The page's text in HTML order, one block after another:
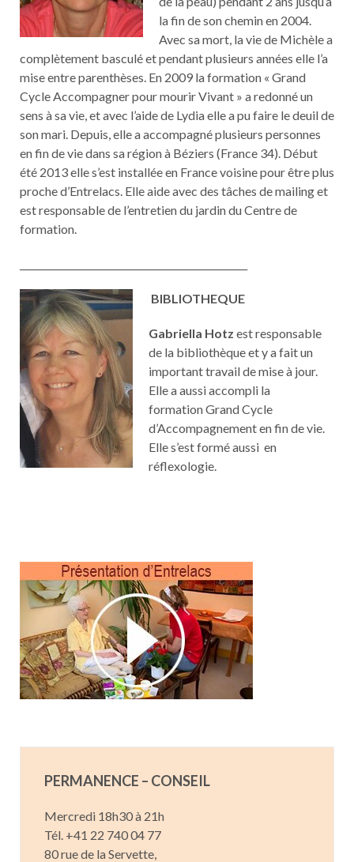
la fin de son chemin en 2004.
Avec sa mort, la vie de Michèle a
complètement basculé et pendant plusieurs années elle l’a
mise entre parenthèses. En 2009 la formation « Grand
Cycle Accompagner pour mourir Vivant » a redonné un
sens à sa vie, et avec l’aide de Lydia elle a pu faire le deuil de
son mari. Depuis, elle a accompagné plusieurs personnes
en fin de vie dans sa région à Béziers (France 34). Début
été 2013 elle s’est installée en France voisine pour être plus
proche d’Entrelacs. Elle aide avec des tâches de mailing et
est responsable de l’entretien du jardin du Centre de
formation.
BIBLIOTHEQUE
Gabriella Hotz est responsable
de la bibliothèque et y a fait un
important travail de mise à jour.
Elle a aussi accompli la
formation Grand Cycle
d’Accompagnement en fin de vie.
Elle s’est formé aussi en
réflexologie.
PERMANENCE – CONSEIL
Mercredi 18h30 à 21h
Tél. +41 22 740 04 77
80 rue de la Servette,